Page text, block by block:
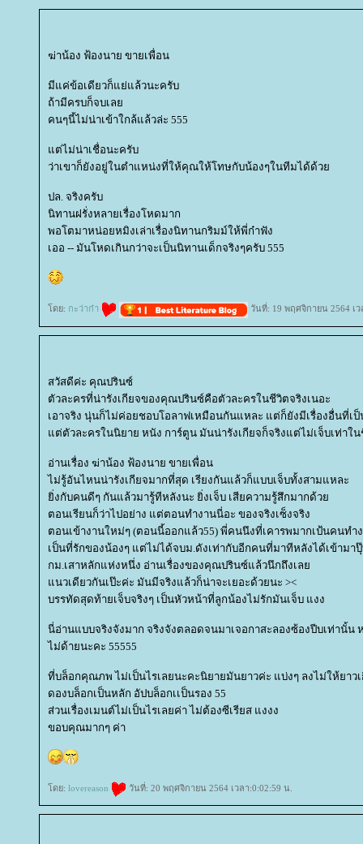
ฆ่าน้อง ฟ้องนาย ขายเพื่อน
มีแค่ข้อเดียวก็แย่แล้วนะครับ
ถ้ามีครบก็จบเล
คนๆนี้ไม่น่าเข้าใกล้แล้วล่ะ 555
ต่ไม่น่าเชื่อนะครับ
ว่าเขาก็ยังอยู่ในตำแหน่งที่ให้คุณให้โทษกับน้องๆในทีมได้ด้ว
ปล. จริงครับ
นิทานฝรั่งหลายเรื่องโหดมาก
พอโตมาหน่อยหมิงเล่าเรื่องนิทานกริมม์ให้พี่ก๋าฟัง
เออ -- มันโหดเกินกว่าจะเป็นนิทานเด็กจริงๆครับ 555
ดย: กะว่าก๋า วันที่: 19 พฤศจิกายน 2564 เว
สวัสดีค่ะ คุณปรินซ์
ตัวละครที่น่ารังเกียจของคุณปรินซ์คือตัวละครในชีวิตจริงเนอะ
เอาจริง นุ่นก็ไม่ค่อยชอบโอลาฟเหมือนกันแหละ แต่ก็ยังมีเรื่องอื่นที่เ
ต่ตัวละครในนิยาย หนัง การ์ตูน มันน่ารังเกียจก็จริงแต่ไม่เจ็บเท่าใ
อ่านเรื่อง ฆ่าน้อง ฟ้องนาย ขายเพื่อน
ไม่รู้อันไหนน่ารังเกียจมากที่สุด เรียงกันแล้วก็แบบเจ็บทั้งสามแหละ
ิ่งกับคนดีๆ กันแล้วมารู้ทีหลังนะ ยิ่งเจ็บ เสียความรู้สึกมากด้ว
ตอนเรียนก็ว่าไปอย่าง แต่ตอนทำงานนี่อะ ของจริงเซ็งจริง
ตอนเข้างานใหม่ๆ (ตอนนี้ออกแล้ว55) พี่คนนึงที่เคารพมากเป้นคนทำ
เป็นที่รักของน้องๆ แต่ไม่ได้จบม.ดังเท่ากับอีกคนที่มาทีหลังได้เข้ามา
กม.เสาหลักแห่งหนึ่ง อ่านเรื่องของคุณปรินซ์แล้วนึกถึงเล
นวเดียวกันเป๊ะค่ะ มันมีจริงแล้วก็น่าจะเยอะด้วยนะ ><
บรรทัดสุดท้ายเจ็บจริงๆ เป็นหัวหน้าที่ลูกน้องไม่รักมันเจ็บ แงง
นี่อ่านแบบจริงจังมาก จริงจังตลอดจนมาเจอกาสะลองซ้องปีบเท่านั้
ไม่ด้ายนะคะ 55555
ที่บล็อกคุณภพ ไม่เป็นไรเลยนะคะนิยายมันยาวค่ะ แบ่งๆ ลงไม่ให้ยาว
ดองบล็อกเป็นหลัก อัปบล็อกเเป็นรอง 55
ส่วนเรื่องเมนต์ไม่เป็นไรเลยค่า ไม่ต้องซีเรียส แงงง
ขอบคุณมากๆ ค่า
ดย: lovereason วันที่: 20 พฤศจิกายน 2564 เวลา:0:02:59 น.